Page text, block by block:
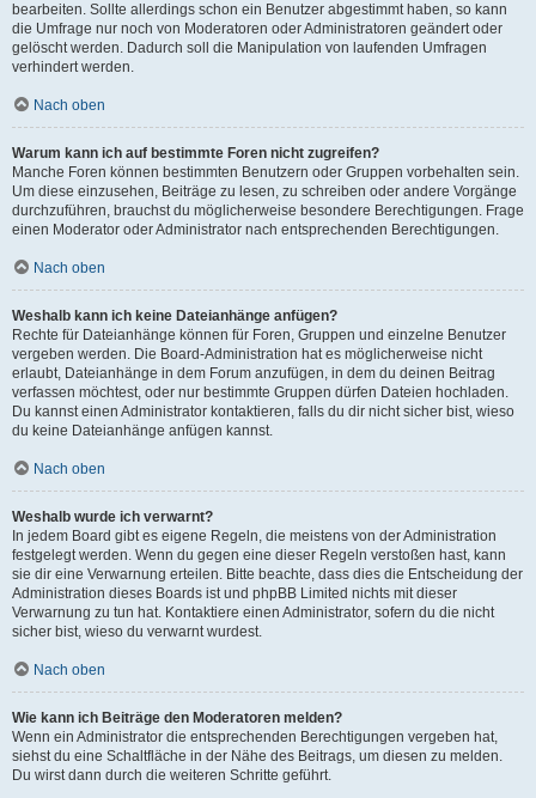
bearbeiten. Sollte allerdings schon ein Benutzer abgestimmt haben, so kann
die Umfrage nur noch von Moderatoren oder Administratoren geändert oder
gelöscht werden. Dadurch soll die Manipulation von laufenden Umfragen
verhindert werden.
Nach oben
Warum kann ich auf bestimmte Foren nicht zugreifen?
Manche Foren können bestimmten Benutzern oder Gruppen vorbehalten sein.
Um diese einzusehen, Beiträge zu lesen, zu schreiben oder andere Vorgänge
durchzuführen, brauchst du möglicherweise besondere Berechtigungen. Frage
einen Moderator oder Administrator nach entsprechenden Berechtigungen.
Nach oben
Weshalb kann ich keine Dateianhänge anfügen?
Rechte für Dateianhänge können für Foren, Gruppen und einzelne Benutzer
vergeben werden. Die Board-Administration hat es möglicherweise nicht
erlaubt, Dateianhänge in dem Forum anzufügen, in dem du deinen Beitrag
verfassen möchtest, oder nur bestimmte Gruppen dürfen Dateien hochladen.
Du kannst einen Administrator kontaktieren, falls du dir nicht sicher bist, wieso
du keine Dateianhänge anfügen kannst.
Nach oben
Weshalb wurde ich verwarnt?
In jedem Board gibt es eigene Regeln, die meistens von der Administration
festgelegt werden. Wenn du gegen eine dieser Regeln verstoßen hast, kann
sie dir eine Verwarnung erteilen. Bitte beachte, dass dies die Entscheidung der
Administration dieses Boards ist und phpBB Limited nichts mit dieser
Verwarnung zu tun hat. Kontaktiere einen Administrator, sofern du die nicht
sicher bist, wieso du verwarnt wurdest.
Nach oben
Wie kann ich Beiträge den Moderatoren melden?
Wenn ein Administrator die entsprechenden Berechtigungen vergeben hat,
siehst du eine Schaltfläche in der Nähe des Beitrags, um diesen zu melden.
Du wirst dann durch die weiteren Schritte geführt.